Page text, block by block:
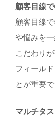
顧客目線
顧客目線
や悩みを
こだわり
フィール
とが重要
マルチタ